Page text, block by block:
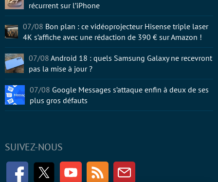
SUIVEZ-NOUS
FacebookTwitter Youtube RSS Newsletter
récurrent sur l’iPhone
07/08 Bon plan : ce vidéoprojecteur Hisense triple laser
4K s’affiche avec une rédaction de 390 € sur Amazon !
07/08 Android 18 : quels Samsung Galaxy ne recevront
pas la mise à jour ?
07/08 Google Messages s’attaque enfin à deux de ses
plus gros défauts